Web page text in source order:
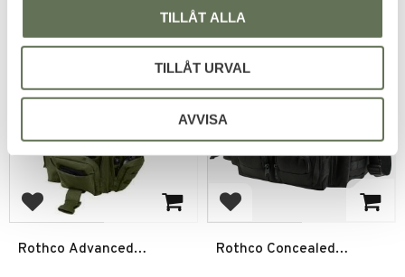
TILLÅT ALLA
TILLÅT URVAL
AVVISA
Add to favorites
Rothco Advanced
Add to favorites
Rothco Concealed